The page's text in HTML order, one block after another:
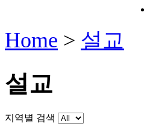
Home > 설교
설교
지역별 검색